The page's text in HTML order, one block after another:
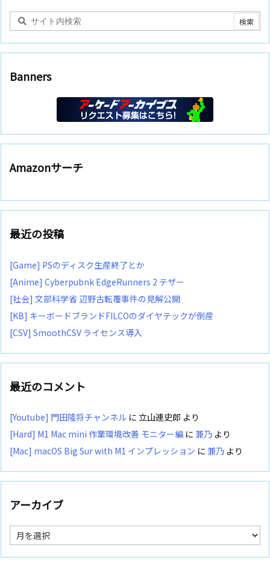
Banners
Amazonサーチ
最近の投稿
[Game] PSのディスク生産終了とか
[Anime] Cyberpubnk EdgeRunners 2 テザー
[社会] 文部科学省 辺野古転覆事件の見解公開
[KB] キーボードブランドFILCOのダイヤテックが倒産
[CSV] SmoothCSV ライセンス導入
最近のコメント
[Youtube] 門田隆将チャンネル に 立山連史郎 より
[Hard] M1 Mac mini 作業環境改善 モニター編 に 兼乃 より
[Mac] macOS Big Sur with M1 インプレッション に 兼乃 より
アーカイブ
ア
ー
カ